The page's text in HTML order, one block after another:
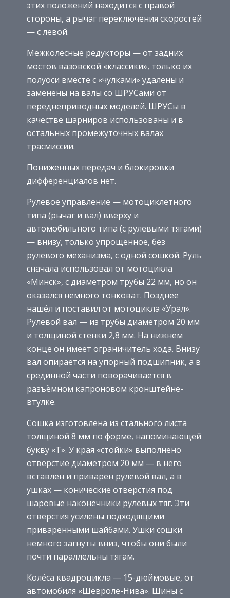
этих положений находится с правой
стороны, а рычаг переключения скоростей
— с левой.
Межколёсные редукторы — от задних
мостов вазовской «классики», только их
полуоси вместе с «чулками» удалены и
заменены на валы со ШРУСами от
переднеприводных моделей. ШРУСы в
качестве шарниров использованы и в
остальных промежуточных валах
трасмиссии.
Пониженных передач и блокировки
дифференциалов нет.
Рулевое управление — мотоциклетного
типа (рычаг и вал) вверху и
автомобильного типа (с рулевыми тягами)
— внизу, только упрощённое, без
рулевого механизма, с одной сошкой. Руль
сначала использовал от мотоцикла
«Минск», с диаметром трубы 22 мм, но он
оказался немного тонковат. Позднее
нашёл и поставил от мотоцикла «Урал».
Рулевой вал — из трубы диаметром 20 мм
и толщиной стенки 2,8 мм. На нижнем
конце он имеет ограничитель хода. Внизу
вал опирается на упорный подшипник, а в
срединной части поворачивается в
разъёмном капроновом кронштейне-
втулке.
Сошка изготовлена из стального листа
толщиной 8 мм по форме, напоминающей
букву «Т». У края «стойки» выполнено
отверстие диаметром 20 мм — в него
вставлен и приварен рулевой вал, а в
ушках — конические отверстия под
шаровые наконечники рулевых тяг. Эти
отверстия усилены подходящими
приваренными шайбами. Ушки сошки
немного загнуты вниз, чтобы они были
почти параллельны тягам.
Колёса квадроцикла — 15-дюймовые, от
автомобиля «Шевроле-Нива». Шины с